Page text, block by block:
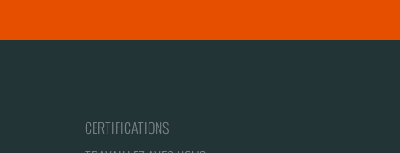
CERTIFICATIONS